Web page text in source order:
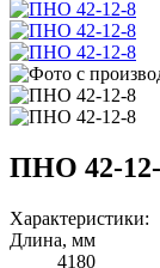
ПНО 42-
Характеристики:
Длина, мм
4180